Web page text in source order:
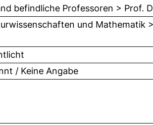
befindliche Professoren > Prof.
und Mathematik
/ Keine Angabe